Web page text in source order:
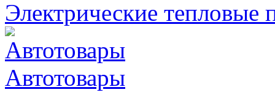
Электрические тепловые
Автотовары